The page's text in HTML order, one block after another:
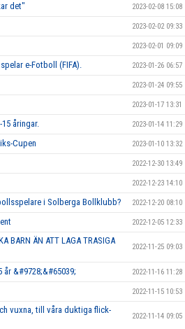
det" 2023-02-08 15:08
2023-02-02 09:33
2023-02-01 09:09
e-Fotboll (FIFA). 2023-01-26 06:57
2023-01-24 09:55
2023-01-17 13:31
åringar. 2023-01-14 11:29
Cupen 2023-01-10 13:32
2022-12-30 13:49
2022-12-23 14:10
i Solberga Bollklubb? 2022-12-20 08:10
2022-12-05 12:33
BARN ÄN ATT LAGA TRASIGA
2022-11-25 09:03
&#9728;&#65039; 2022-11-16 11:28
2022-11-15 10:53
vuxna, till våra duktiga flick-
2022-11-14 09:05